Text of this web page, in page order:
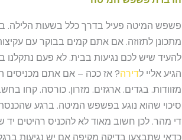
פשפש המיטה פעיל בדרך כלל בשעות הלילה.
מתכונן לתזוזה. אם אתם קמים בבוקר עם
להעיד שיש לכם נגיעות בבית. לא פעם נתקלנו
הגיע אליי לדירה? אז ככה – אם אתם מכניסים
מזוודות. בגדים. ארגזים. מזרון. כורסה. קחו
סיכוי שהוא נוגע בפשפש המיטה. ברגע
די מהר. לכן חשוב מאוד לא להכניס רהיטים יד
כדאי שתבצעו בדיקה מקיפה אם יש נגיעות